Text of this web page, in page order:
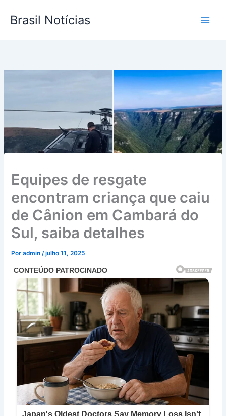
para
conteúdo
Brasil Notícias
Equipes de resgate
encontram criança que caiu
de Cânion em Cambará do
Sul, saiba detalhes
Poradmin/julho 11, 2025